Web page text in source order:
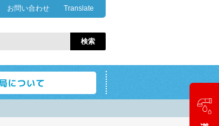
お問い合わせ Translate